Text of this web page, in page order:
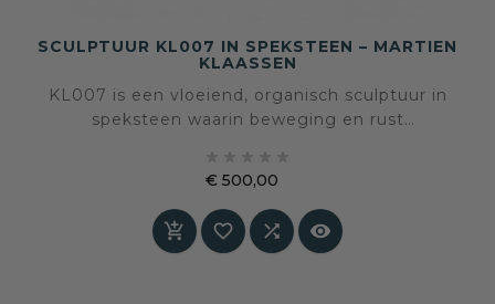
SCULPTUUR KL007 IN SPEKSTEEN – MARTIEN
KLAASSEN
KL007 is een vloeiend, organisch sculptuur in
speksteen waarin beweging en rust
een elegante, bijna dansende vorm toont.
€ 500,00
   